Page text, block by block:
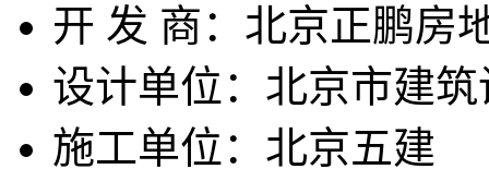
开 发 商： 北京正鹏房
设计单位： 北京市建
施工单位： 北京五建